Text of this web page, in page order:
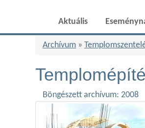
Aktuális
Archívum »
Böngészett archívum: 2008